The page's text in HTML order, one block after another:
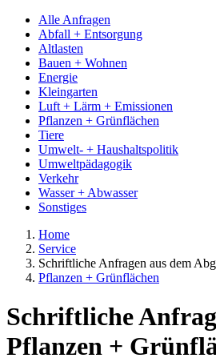
Alle Anfragen
Abfall + Entsorgung
Altlasten
Bauen + Wohnen
Energie
Kleingarten
Luft + Lärm + Emissionen
Pflanzen + Grünflächen
Tiere
Umwelt- + Haushaltspolitik
Umweltpädagogik
Verkehr
Wasser + Abwasser
Sonstiges
Home
Service
Schriftliche Anfragen aus dem
Pflanzen + Grünflächen
Schriftliche
Pflanzen +